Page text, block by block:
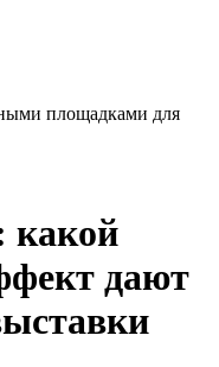
площадками для
какой
дают